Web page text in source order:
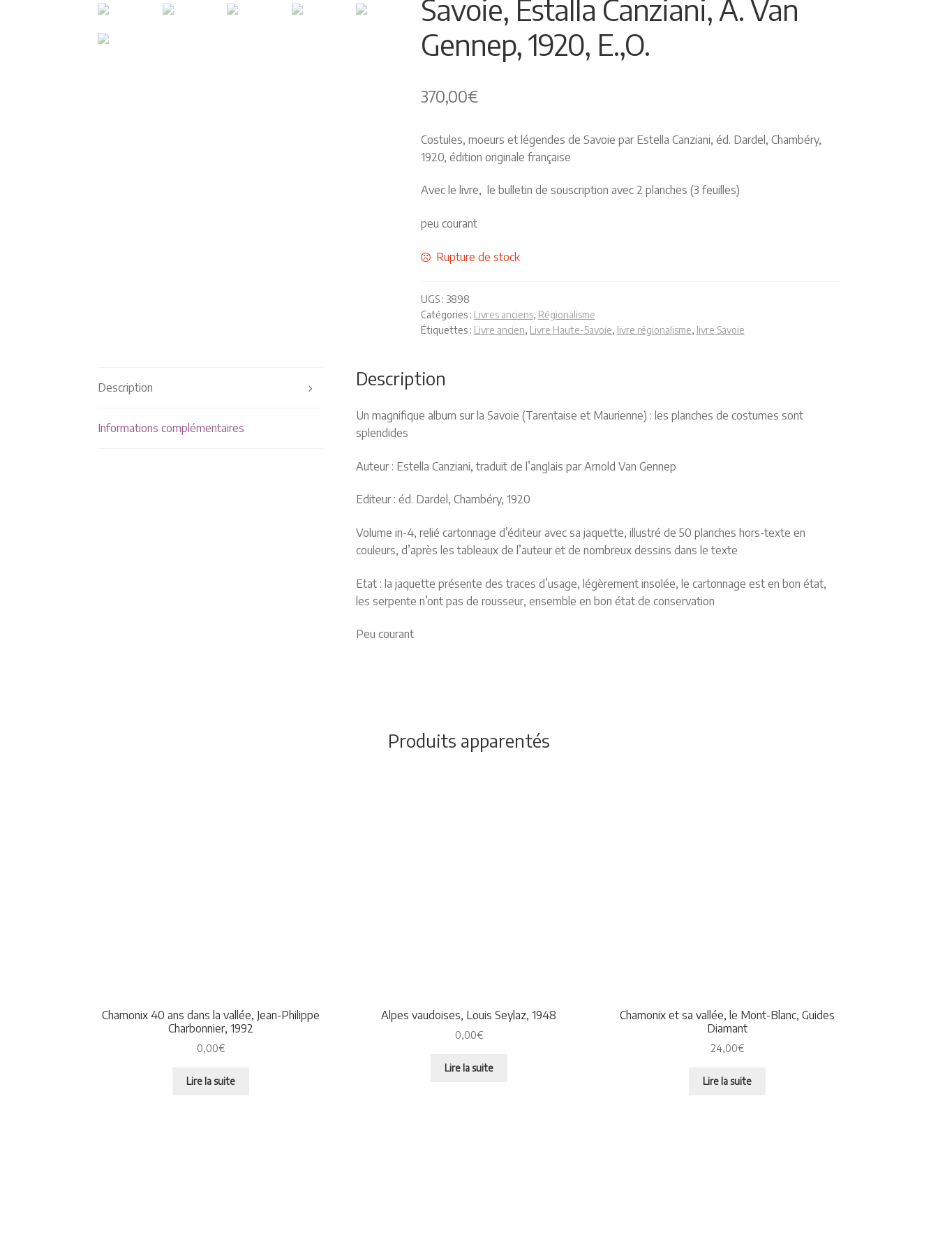
Savoie, Estalla Canziani, A. Van
Gennep, 1920, E.,O.
370,00€
Costules, moeurs et légendes de Savoie par Estella Canziani, éd. Dardel, Chambéry,
1920, édition originale française
Avec le livre, le bulletin de souscription avec 2 planches (3 feuilles)
peu courant
Rupture de stock
UGS : 3898
Catégories : Livres anciens, Régionalisme
Étiquettes : Livre ancien, Livre Haute-Savoie, livre régionalisme, livre Savoie
Description
Informations complémentaires
Description
Un magnifique album sur la Savoie (Tarentaise et Maurienne) : les planches de costumes sont
splendides
Auteur : Estella Canziani, traduit de l’anglais par Arnold Van Gennep
Editeur : éd. Dardel, Chambéry, 1920
Volume in-4, relié cartonnage d’éditeur avec sa jaquette, illustré de 50 planches hors-texte en
couleurs, d’après les tableaux de l’auteur et de nombreux dessins dans le texte
Etat : la jaquette présente des traces d’usage, légèrement insolée, le cartonnage est en bon état,
les serpente n’ont pas de rousseur, ensemble en bon état de conservation
Peu courant
Produits apparentés
Chamonix 40 ans dans la vallée, Jean-Philippe
Charbonnier, 1992
0,00€
Lire la suite
Alpes vaudoises, Louis Seylaz, 1948
0,00€
Lire la suite
Chamonix et sa vallée, le Mont-Blanc, Guides
Diamant
24,00€
Lire la suite